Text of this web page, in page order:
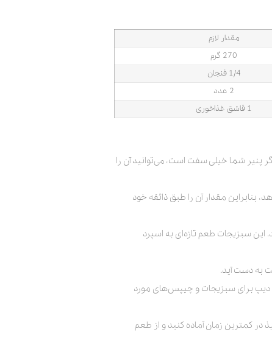
مقدار لازم
270 گرم
1/4 فنجان
2 عدد
1 قاشق غذاخوری
پنیر شما خیلی سفت است، می‌توانید آن را
مقدار آن را طبق ذائقه خود
سبزیجات طعم تازه‌ای به اسپرد
به دست آید.
دیپ برای سبزیجات و چیپس‌های مورد
در کمترین زمان آماده کنید و از طعم